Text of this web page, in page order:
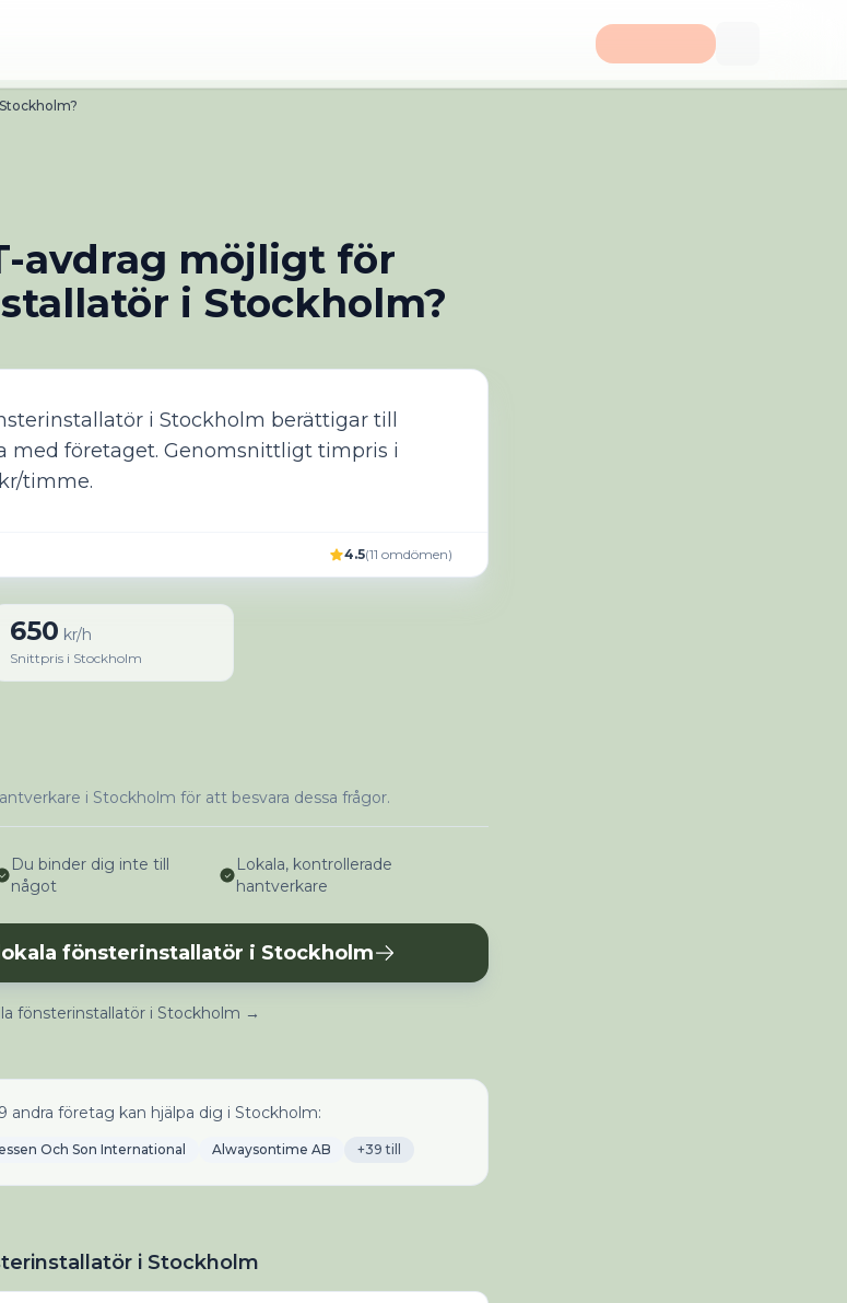
avdrag möjligt för
i Stockholm?
i Stockholm berättigar till
med företaget. Genomsnittligt timpris i
timme.
4.5(11 omdömen)
650 kr/h
Snittpris i Stockholm
i Stockholm för att besvara dessa frågor.
Du binder dig inte till
något
Lokala, kontrollerade
hantverkare
fönsterinstallatör i Stockholm
fönsterinstallatör i Stockholm →
andra företag kan hjälpa dig i Stockholm:
Och Son International Alwaysontime AB +39 till
i Stockholm